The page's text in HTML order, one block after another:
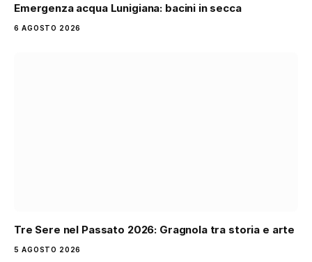
Emergenza acqua Lunigiana: bacini in secca
6 AGOSTO 2026
Tre Sere nel Passato 2026: Gragnola tra storia e arte
5 AGOSTO 2026